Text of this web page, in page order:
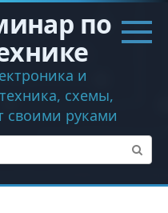
по
и
схемы,
своими руками